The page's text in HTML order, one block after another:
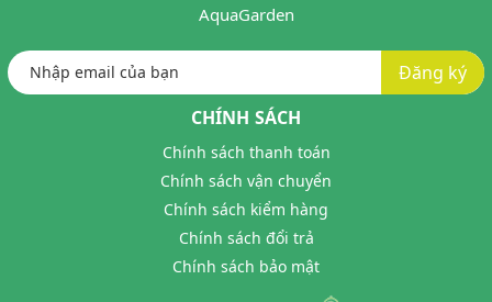
AquaGarden
Đăng ký
CHÍNH SÁCH
Chính sách thanh toán
Chính sách vận chuyển
Chính sách kiểm hàng
Chính sách đổi trả
Chính sách bảo mật